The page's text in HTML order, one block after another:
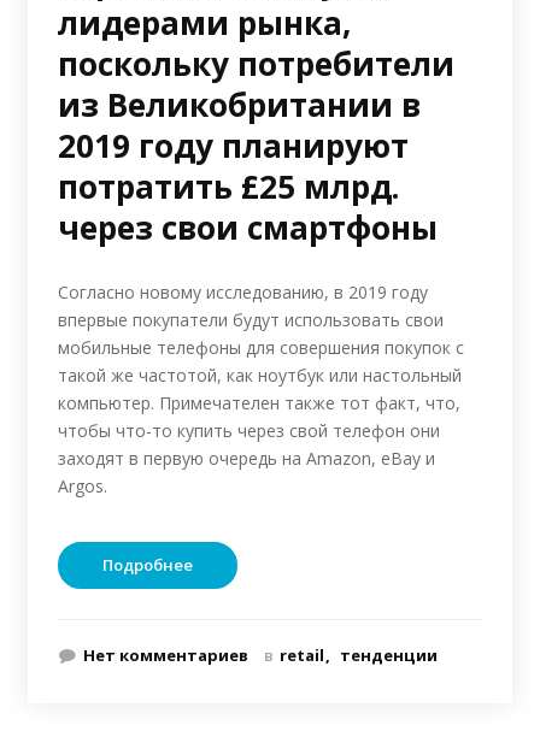
лидерами рынка,
поскольку потребители
из Великобритании в
2019 году планируют
потратить £25 млрд.
через свои смартфоны
Согласно новому исследованию, в 2019 году
впервые покупатели будут использовать свои
мобильные телефоны для совершения покупок с
такой же частотой, как ноутбук или настольный
компьютер. Примечателен также тот факт, что,
чтобы что-то купить через свой телефон они
заходят в первую очередь на Amazon, eBay и
Argos.
Подробнее
Нет комментариев в retail тенденции